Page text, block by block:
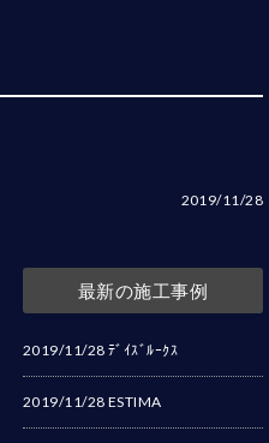
2019/11/28
最新の施工事例
2019/11/28 ﾃﾞｲｽﾞﾙｰｸｽ
2019/11/28 ESTIMA